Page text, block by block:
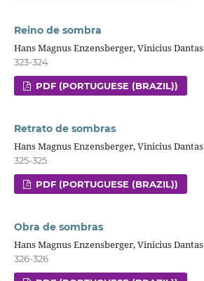
Reino de sombra
Hans Magnus Enzensberger, Vinicius Dantas
323-324
PDF (PORTUGUESE (BRAZIL))
Retrato de sombras
Hans Magnus Enzensberger, Vinicius Dantas
325-325
PDF (PORTUGUESE (BRAZIL))
Obra de sombras
Hans Magnus Enzensberger, Vinicius Dantas
326-326